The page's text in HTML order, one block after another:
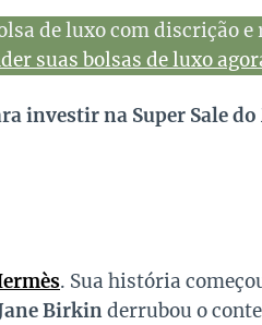
de luxo com discrição
suas bolsas de luxo
investir na Super Sale do
. Sua história
Birkinderrubou o